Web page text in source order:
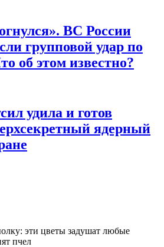
ВС России
групповой удар по
об этом известно?
удила и готов
ядерный
эти цветы задушат любые
пчел